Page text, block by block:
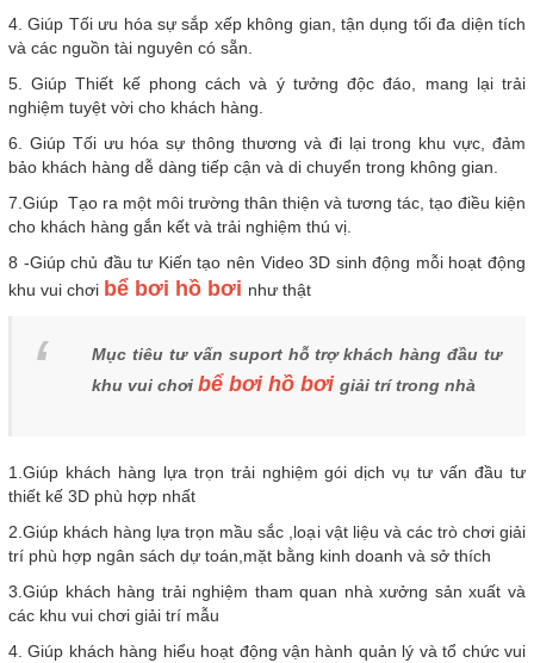
4. Giúp Tối ưu hóa sự sắp xếp không gian, tận dụng tối đa diện tích
và các nguồn tài nguyên có sẵn.
5. Giúp Thiết kế phong cách và ý tưởng độc đáo, mang lại trải
nghiệm tuyệt vời cho khách hàng.
6. Giúp Tối ưu hóa sự thông thương và đi lại trong khu vực, đảm
bảo khách hàng dễ dàng tiếp cận và di chuyển trong không gian.
7.Giúp Tạo ra một môi trường thân thiện và tương tác, tạo điều kiện
cho khách hàng gắn kết và trải nghiệm thú vị.
8 -Giúp chủ đầu tư Kiến tạo nên Video 3D sinh động mỗi hoạt động
khu vui chơi bể bơi hồ bơi như thật
Mục tiêu tư vấn suport hỗ trợ khách hàng đầu tư
khu vui chơi bể bơi hồ bơi giải trí trong nhà
1.Giúp khách hàng lựa trọn trải nghiệm gói dịch vụ tư vấn đầu tư
thiết kế 3D phù hợp nhất
2.Giúp khách hàng lựa trọn mầu sắc ,loại vật liệu và các trò chơi giải
trí phù hợp ngân sách dự toán,mặt bằng kinh doanh và sở thích
3.Giúp khách hàng trải nghiệm tham quan nhà xưởng sản xuất và
các khu vui chơi giải trí mẫu
4. Giúp khách hàng hiểu hoạt động vận hành quản lý và tổ chức vui